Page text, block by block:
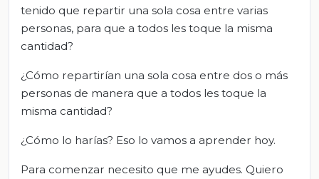
tenido que repartir una sola cosa entre varias
personas, para que a todos les toque la misma
cantidad?
¿Cómo repartirían una sola cosa entre dos o más
personas de manera que a todos les toque la
misma cantidad?
¿Cómo lo harías? Eso lo vamos a aprender hoy.
Para comenzar necesito que me ayudes. Quiero